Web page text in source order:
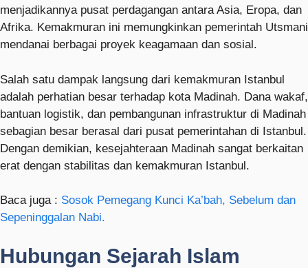
menjadikannya pusat perdagangan antara Asia, Eropa, dan
Afrika. Kemakmuran ini memungkinkan pemerintah Utsmani
mendanai berbagai proyek keagamaan dan sosial.
Salah satu dampak langsung dari kemakmuran Istanbul
adalah perhatian besar terhadap kota Madinah. Dana wakaf,
bantuan logistik, dan pembangunan infrastruktur di Madinah
sebagian besar berasal dari pusat pemerintahan di Istanbul.
Dengan demikian, kesejahteraan Madinah sangat berkaitan
erat dengan stabilitas dan kemakmuran Istanbul.
Baca juga : Sosok Pemegang Kunci Ka’bah, Sebelum dan
Sepeninggalan Nabi.
Hubungan Sejarah Islam